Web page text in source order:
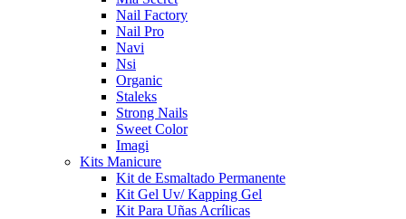
Nail Factory
Nail Pro
Navi
Nsi
Organic
Staleks
Strong Nails
Sweet Color
Imagi
Kits Manicure
Kit de Esmaltado Permanente
Kit Gel Uv/ Kapping Gel
Kit Para Uñas Acrílicas